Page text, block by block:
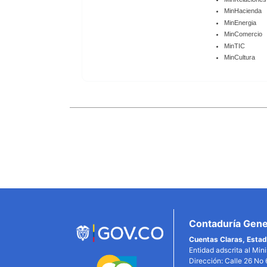
MinHacienda
MinEnergia
MinComercio
MinTIC
MinCultura
Contaduría
Cuentas Claras,
Entidad adscrita al
Dirección: Calle 26 No